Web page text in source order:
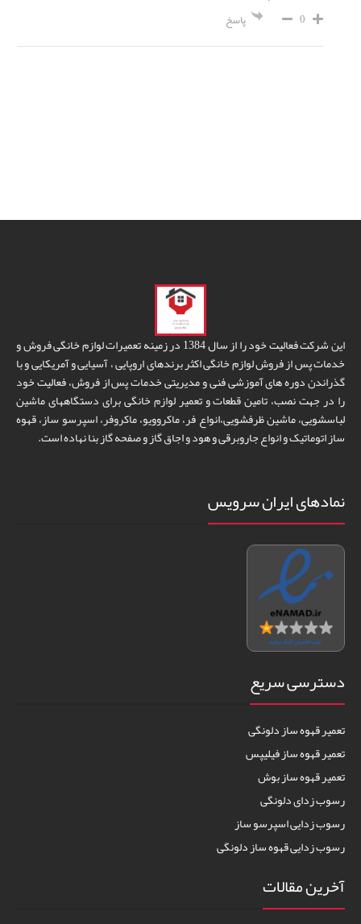
0 پاسخ
این شرکت فعالیت خود را از سال 1384 در زمینه تعمیرات لوازم خانگی فروش و
خدمات پس از فروش لوازم خانگی اکثر برندهای اروپایی ، آسیایی و آمریکایی و با
گذراندن دوره های آموزشی فنی و مدیریتی خدمات پس از فروش، فعالیت خود
را در جهت نصب، تامین قطعات و تعمیر لوازم خانگی برای دستگاههای ماشین
لباسشویی، ماشین ظرفشویی،انواع فر، ماکروویو، ماکروفر، اسپرسو ساز، قهوه
ساز اتوماتیک و انواع جاروبرقی و هود و اجاق گاز و صفحه گاز بنا نهاده است.
نمادهای ایران سرویس
دسترسی سریع
تعمیر قهوه ساز دلونگی
تعمیر قهوه ساز فیلیپس
تعمیر قهوه ساز بوش
رسوب زدای دلونگی
رسوب زدایی اسپرسو ساز
رسوب زدایی قهوه ساز دلونگی
آخرین مقالات